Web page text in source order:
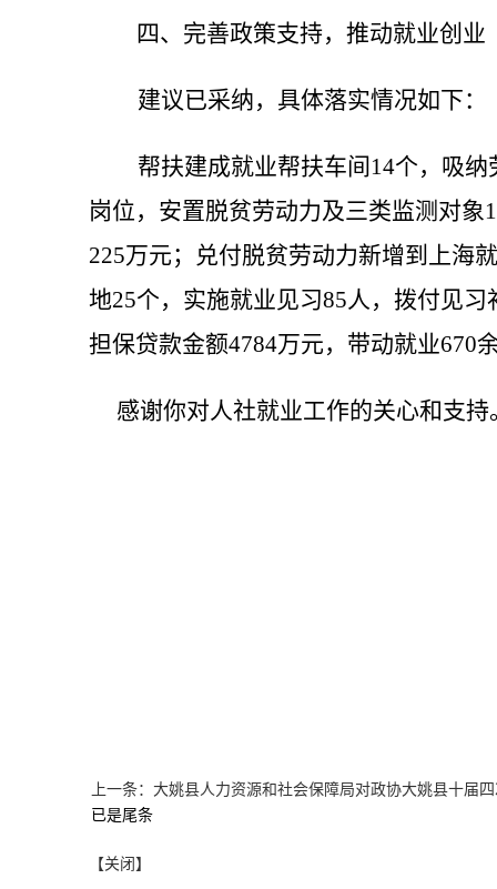
四、完善政策支持，推动就业创业
建议已采纳，具体落实情况如下：
帮扶建成就业帮扶车间 14个，吸
岗位，安置脱贫劳动力及三类监测对象
225万元；兑付脱贫劳动力新增到上海
地25个，实施就业见习85人，拨付见
担保贷款金额4784万元，带动就业670
感谢你对人社就业工作的关心和支持
上一条：大姚县人力资源和社会保障局对政协大姚县十届
已是尾条
【关闭】